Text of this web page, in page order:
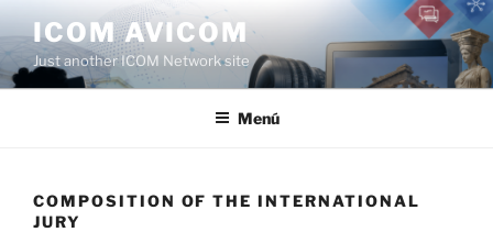
al
contenido
ICOM AVICOM
Just another ICOM Network site
Menú
COMPOSITION OF THE INTERNATIONAL
JURY